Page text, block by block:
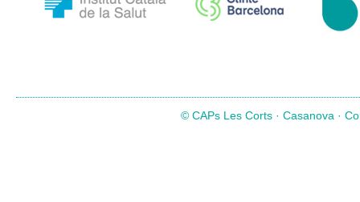
© CAPs Les Corts · Casanova ·